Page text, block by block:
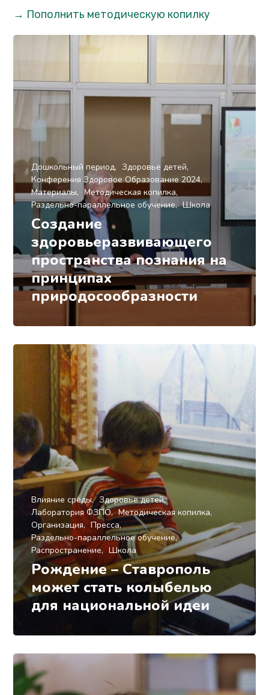
→ Пополнить методическую копилку
Дошкольный период
Здоровье детей
Конферения Здоровое Образование 2024
Материалы
Методическая копилка
Раздельно-параллельное обучение
Школа
Создание
здоровьеразвивающего
пространства познания на
принципах
природосообразности
Влияние среды
Здоровье детей
Лаборатория ФЗПО
Методическая копилка
Организация
Пресса
Раздельно-параллельное обучение
Распространение
Школа
Рождение – Ставрополь
может стать колыбелью
для национальной идеи